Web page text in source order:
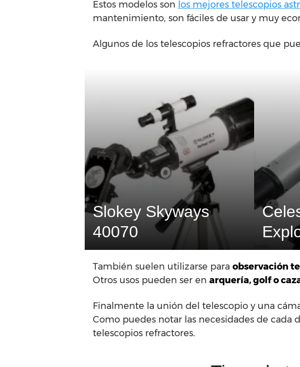
Estos modelos son los mejores telescopios
mantenimiento, son fáciles de usar y muy
Algunos de los telescopios refractores que
Slokey Skyways
40070
También suelen utilizarse para observación
Otros usos pueden ser en arquería, golf o
Finalmente la unión del telescopio y una
Como puedes notar las necesidades de cada
telescopios refractores.